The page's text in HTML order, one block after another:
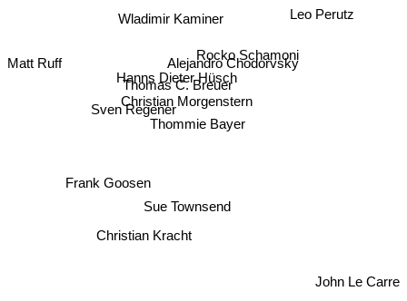
Alejandro Chodorvsky
Hanns Dieter Hüsch
Thomas C. Breuer
Thommie Bayer
Wladimir Kaminer
Sven Regener
Christian Morgenstern
Rocko Schamoni
Sue Townsend
Frank Goosen
Christian Kracht
Leo Perutz
Matt Ruff